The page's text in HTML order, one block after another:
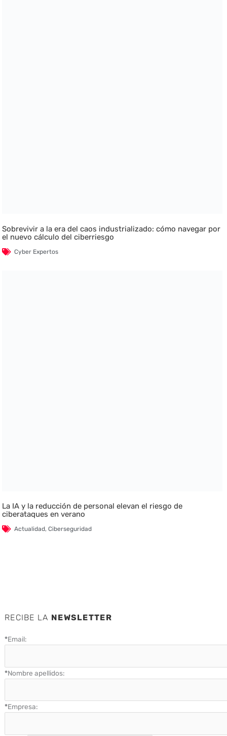
Sobrevivir a la era del caos industrializado: cómo navegar por
el nuevo cálculo del ciberriesgo
Cyber Expertos
La IA y la reducción de personal elevan el riesgo de
ciberataques en verano
Actualidad,Ciberseguridad
RECIBE LA NEWSLETTER
*Email:
*Nombre apellidos:
*Empresa: